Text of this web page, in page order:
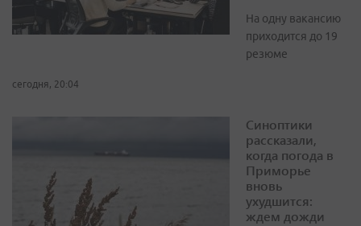
На одну вакансию
приходится до 19
резюме
сегодня, 20:04
Синоптики
рассказали,
когда погода в
Приморье
вновь
ухудшится:
ждем дожди